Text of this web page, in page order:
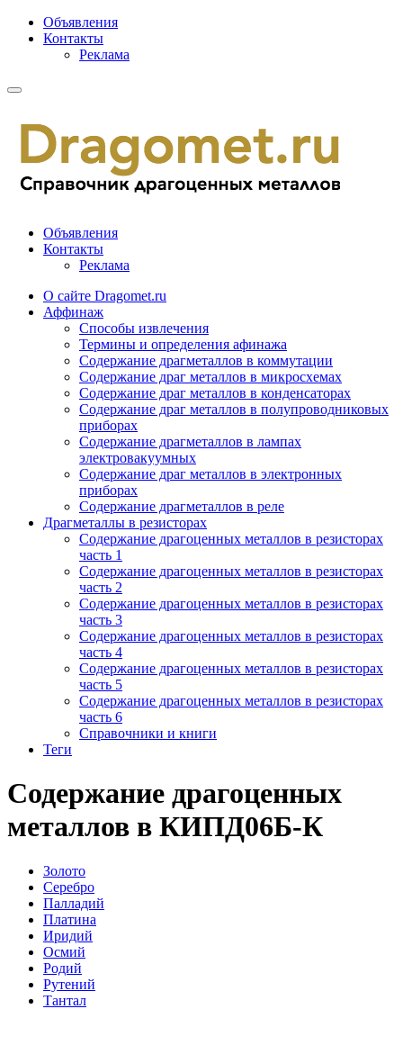
Объявления
Контакты
Реклама
Объявления
Контакты
Реклама
О сайте Dragomet.ru
Аффинаж
Способы извлечения
Термины и определения афинажа
Содержание драгметаллов в коммутации
Содержание драг металлов в микросхемах
Содержание драг металлов в конденсаторах
Содержание драг металлов в полупроводниковых
приборах
Содержание драгметаллов в лампах
электровакуумных
Содержание драг металлов в электронных
приборах
Содержание драгметаллов в реле
Драгметаллы в резисторах
Содержание драгоценных металлов в резисторах
часть 1
Содержание драгоценных металлов в резисторах
часть 2
Содержание драгоценных металлов в резисторах
часть 3
Содержание драгоценных металлов в резисторах
часть 4
Содержание драгоценных металлов в резисторах
часть 5
Содержание драгоценных металлов в резисторах
часть 6
Справочники и книги
Теги
Содержание драгоценных
металлов в КИПД06Б-К
Золото
Серебро
Палладий
Платина
Иридий
Осмий
Родий
Рутений
Тантал